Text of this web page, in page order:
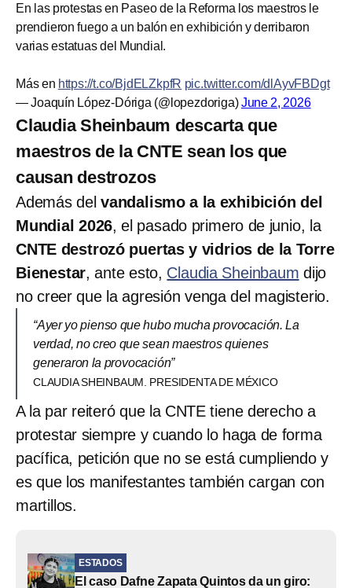
En las protestas en Paseo de la Reforma los maestros le
prendieron fuego a un balón en exhibición y derribaron
varias estatuas del Mundial.
Más en https://t.co/BjdELZkpfR pic.twitter.com/dlAyvFBDgt
— Joaquín López-Dóriga (@lopezdoriga)June 2, 2026
Claudia Sheinbaum descarta que
maestros de la CNTE sean los que
causan destrozos
Además del vandalismo a la exhibición del
Mundial 2026, el pasado primero de junio, la
CNTE destrozó puertas y vidrios de la Torre
Bienestar, ante esto, Claudia Sheinbaum dijo
no creer que la agresión venga del magisterio.
“Ayer yo pienso que hubo mucha provocación. La
verdad, no creo que sean maestros quienes
generaron la provocación”
CLAUDIA SHEINBAUM. PRESIDENTA DE MÉXICO
A la par reiteró que la CNTE tiene derecho a
protestar siempre y cuando lo haga de forma
pacífica, petición que no se está cumpliendo y
es que los manifestantes también cargan con
martillos.
ESTADOS
El caso Dafne Zapata Quintos da un giro: